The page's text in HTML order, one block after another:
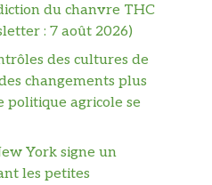
du chanvre THC
: 7 août 2026)
des cultures de
changements plus
politique agricole se
York signe un
les petites